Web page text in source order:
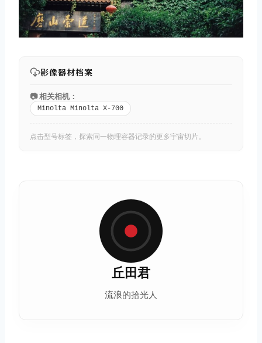
影像器材档案
📷 相关相机：
Minolta Minolta X-700
点击型号标签，探索同一物理容器记录的更多宇宙切片。
丘田君
流浪的拾光人